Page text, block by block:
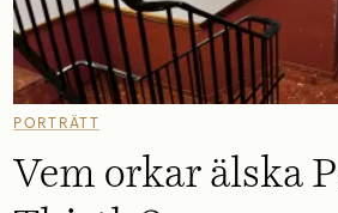
PORTRÄTT
Vem orkar älska